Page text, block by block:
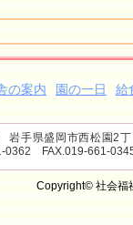
の案内 園の一日
給
岩手県盛岡市西松園
0362 FAX.019-661-
Copyright© 社会福